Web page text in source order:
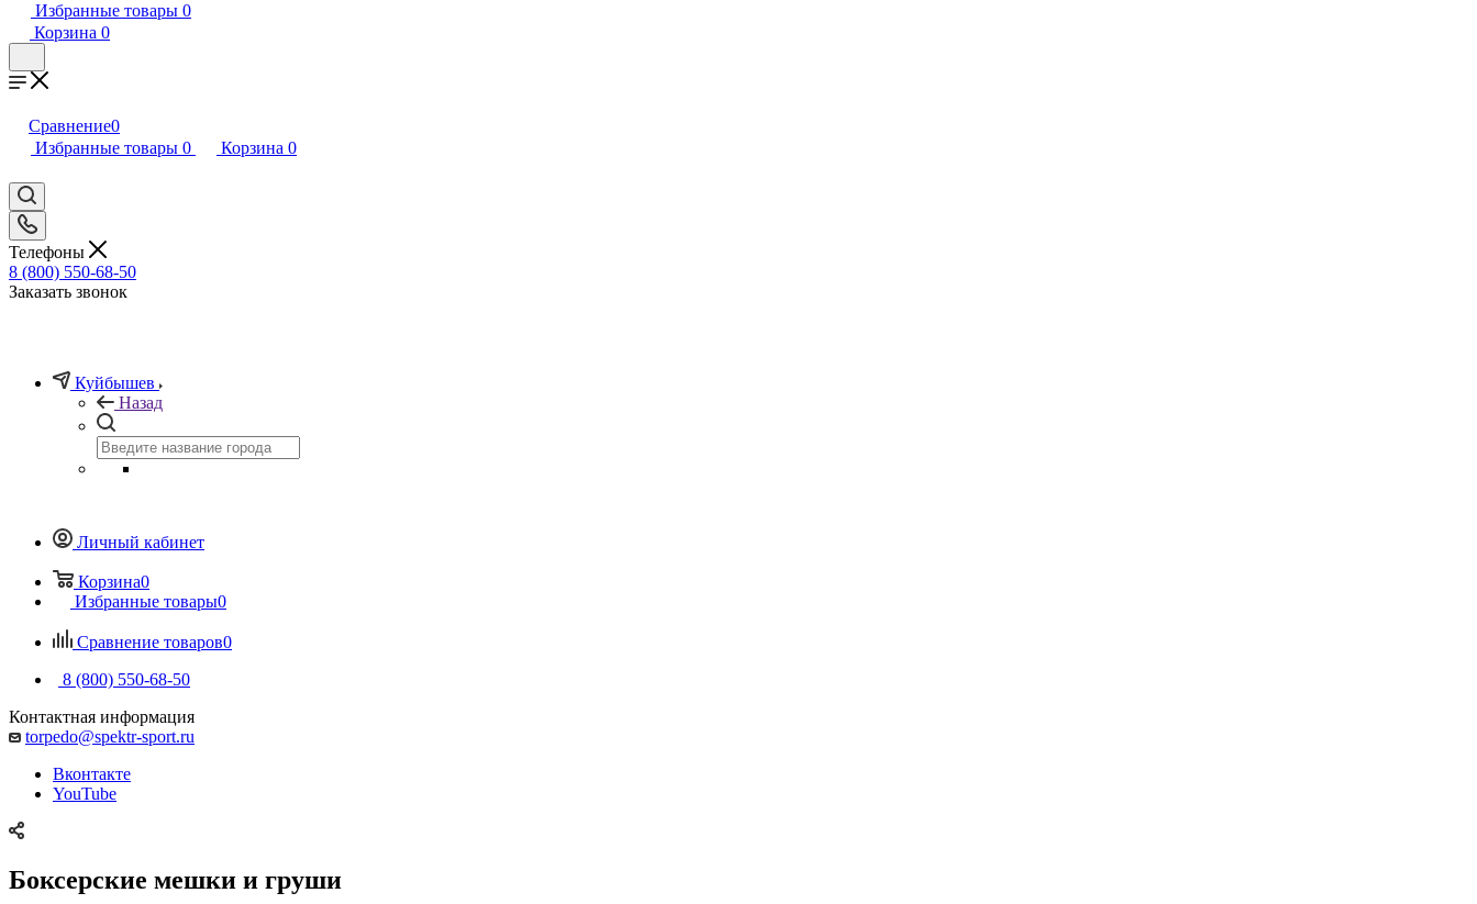
Избранные товары 0
Корзина 0
Сравнение0
Избранные товары 0 Корзина 0
Телефоны
8 (800) 550-68-50
Заказать звонок
Куйбышев
Назад
Личный кабинет
Корзина0
Избранные товары0
Сравнение товаров0
8 (800) 550-68-50
Контактная информация
torpedo@spektr-sport.ru
Вконтакте
YouTube
Боксерские мешки и груши